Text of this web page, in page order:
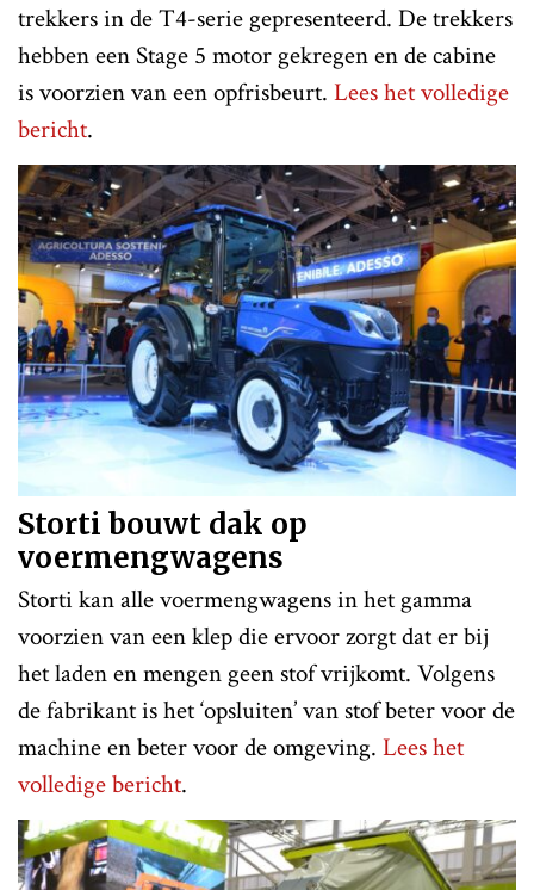
trekkers in de T4-serie gepresenteerd. De trekkers
hebben een Stage 5 motor gekregen en de cabine
is voorzien van een opfrisbeurt. Lees het volledige
bericht.
Storti bouwt dak op
voermengwagens
Storti kan alle voermengwagens in het gamma
voorzien van een klep die ervoor zorgt dat er bij
het laden en mengen geen stof vrijkomt. Volgens
de fabrikant is het ‘opsluiten’ van stof beter voor de
machine en beter voor de omgeving. Lees het
volledige bericht.